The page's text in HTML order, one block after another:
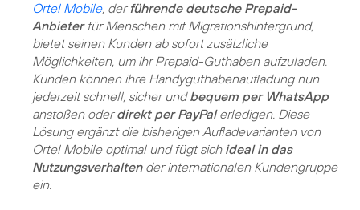
Ortel Mobile, der führende deutsche Prepaid-
Anbieterfür Menschen mit Migrationshintergrund,
bietet seinen Kunden ab sofort zusätzliche
Möglichkeiten, um ihr Prepaid-Guthaben aufzuladen.
Kunden können ihre Handyguthabenaufladung nun
jederzeit schnell, sicher undbequem per WhatsApp
anstoßen oderdirekt per PayPalerledigen. Diese
Lösung ergänzt die bisherigen Aufladevarianten von
Ortel Mobile optimal und fügt sich ideal in das
Nutzungsverhaltender internationalen Kundengruppe
ein.